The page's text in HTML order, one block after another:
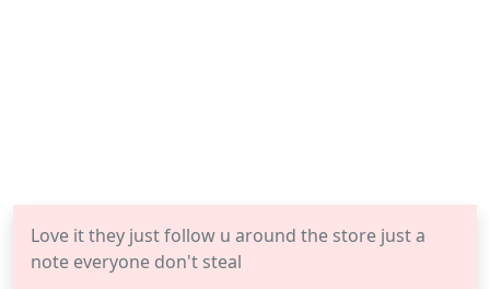
Love it they just follow u around the store just a
note everyone don't steal